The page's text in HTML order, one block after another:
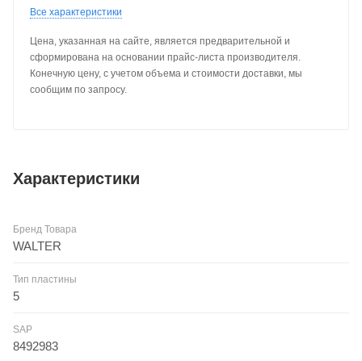
Все характеристики
Цена, указанная на сайте, является предварительной и
сформирована на основании прайс-листа производителя.
Конечную цену, с учетом объема и стоимости доставки, мы
сообщим по запросу.
Характеристики
Бренд Товара
WALTER
Тип пластины
5
SAP
8492983